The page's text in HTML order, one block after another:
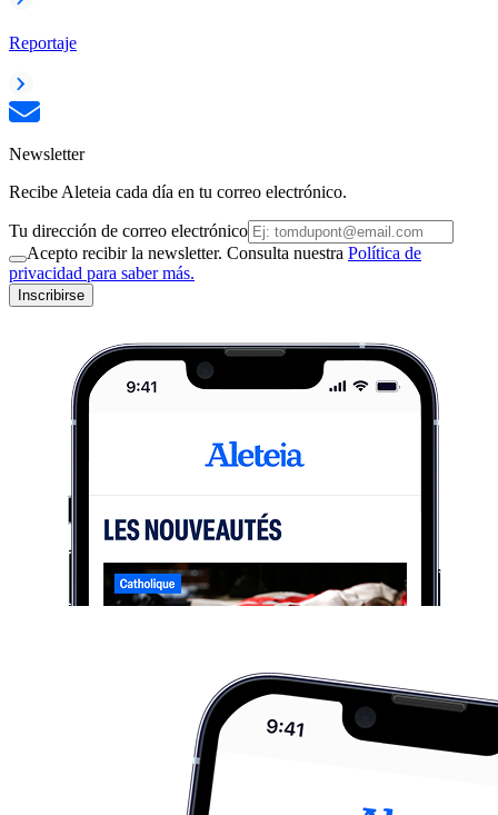
Reportaje
Newsletter
Recibe Aleteia cada día en tu correo electrónico.
Tu dirección de correo electrónico
Acepto recibir la newsletter. Consulta nuestra Política de
privacidad para saber más.
Inscribirse